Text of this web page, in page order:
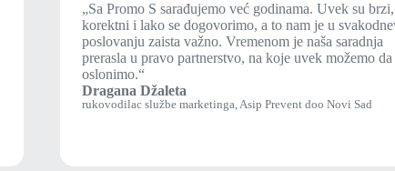
„Sa Promo S sarađujemo već godinama. Uvek su brzi,
korektni i lako se dogovorimo, a to nam je u
poslovanju zaista važno. Vremenom je naša saradnja
prerasla u pravo partnerstvo, na koje uvek možemo da
oslonimo.“
Dragana Džaleta
rukovodilac službe marketinga, Asip Prevent doo Novi Sad